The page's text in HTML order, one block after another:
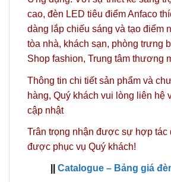
cao, đèn LED tiêu điểm Anfaco
dàng lắp chiếu sáng và tạo điểm
tòa nhà, khách sạn, phòng trưng
Shop fashion, Trung tâm thương
Thông tin chi tiết sản phẩm và
hàng, Quý khách vui lòng liên hệ
cập nhật
Trân trọng nhận được sự hợp tác
được phục vụ Quý khách!
Catalogue – Bảng giá